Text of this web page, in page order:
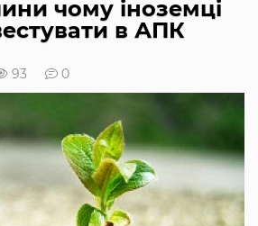
чому іноземці
в АПК
93 0